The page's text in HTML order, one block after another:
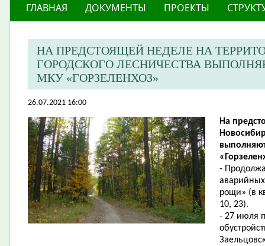
ГЛАВНАЯ ДОКУМЕНТЫ ПРОЕКТЫ
​НА ПРЕДСТОЯЩЕЙ НЕДЕЛЕ НА
ГОРОДСКОГО ЛЕСНИЧЕСТВА
МКУ «ГОРЗЕЛЕНХОЗ»
26.07.2021 16:00
​На
-
рощи» (в
10, 23).
- 27 июля